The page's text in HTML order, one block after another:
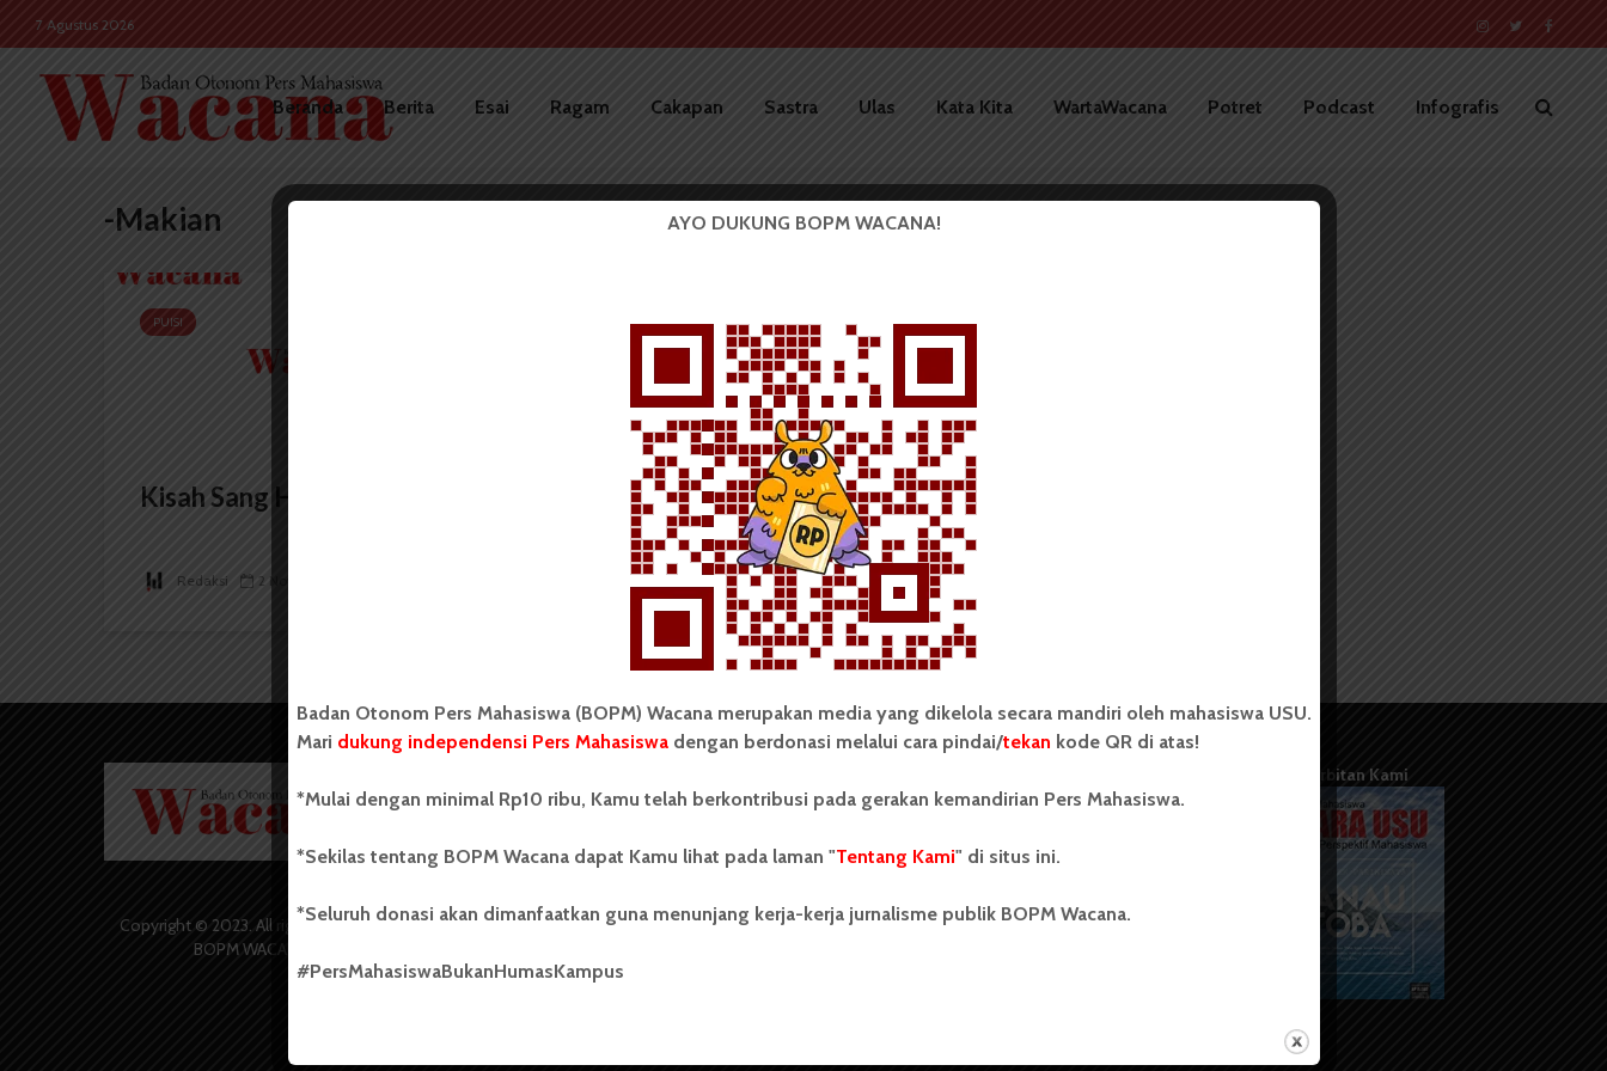
7 Agustus 2026
Beranda Berita Esai Ragam Cakapan Sastra Ulas Kata Kita WartaWacana Potret Podcast Infografis
-Makian
PUISI
Kisah Sang Hitam dan Makian
Redaksi 2 November 2014
Copyright © 2023. All rights reserved
BOPM WACANA.
Wacana merupakan pers mahasiswa
secara mandiri oleh mahasiswa
Universitas Sumatera Utara (USU).
salah satu Unit Kegiatan Mahasiswa
dengan nama Pers Mahasiswa SUARA
USU yang berdiri pada 1 Juli 1995.
Info Iklan
Pedoman Media Siber
Terbitan Kami
AYO DUKUNG BOPM WACANA!
Badan Otonom Pers Mahasiswa (BOPM) Wacana merupakan media yang dikelola secara mandiri oleh mahasiswa USU.
Mari dukung independensi Pers Mahasiswadengan berdonasi melalui cara pindai/tekan kode QR di atas!
*Mulai dengan minimal Rp10 ribu, Kamu telah berkontribusi pada gerakan kemandirian Pers Mahasiswa.
*Sekilas tentang BOPM Wacana dapat Kamu lihat pada laman "Tentang Kami" di situs ini.
*Seluruh donasi akan dimanfaatkan guna menunjang kerja-kerja jurnalisme publik BOPM Wacana.
#PersMahasiswaBukanHumasKampus